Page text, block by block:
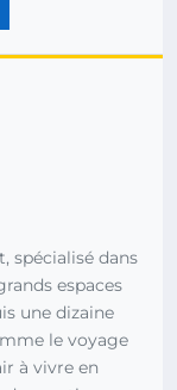
spécialisé dans
espaces
une dizaine
le voyage
à vivre en